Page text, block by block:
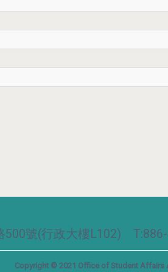
500號(行政大樓L102)
Copyright © 2021 Office of Student Affairs